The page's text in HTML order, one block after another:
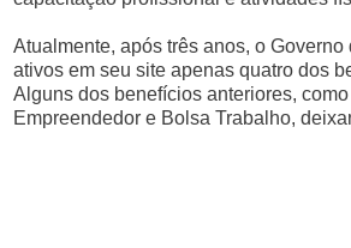
Atualmente, após três anos, o Governo
ativos em seu site apenas quatro dos
Alguns dos benefícios anteriores,
Empreendedor e Bolsa Trabalho,